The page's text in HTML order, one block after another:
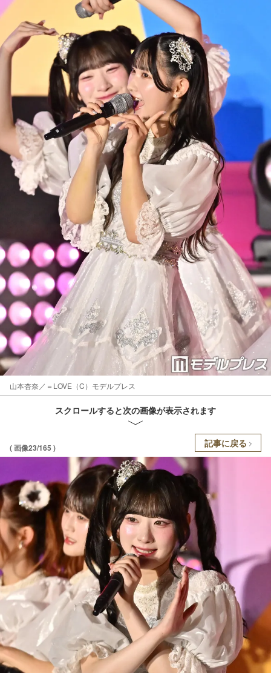
山本杏奈／＝LOVE（C）モデルプレス
スクロールすると次の画像が表示されます
( 画像23/165 ) 記事に戻る